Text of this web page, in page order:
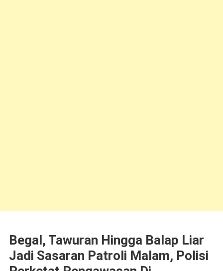
Begal, Tawuran Hingga Balap Liar
Jadi Sasaran Patroli Malam, Polisi